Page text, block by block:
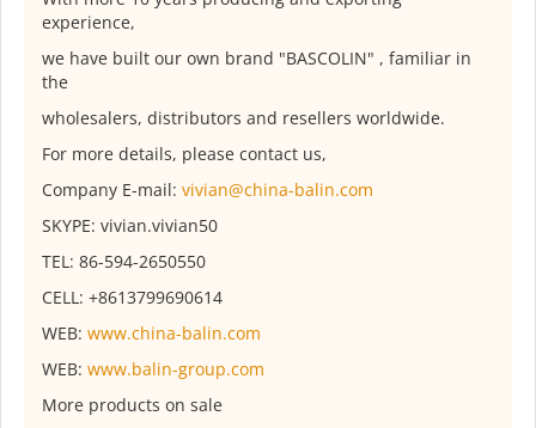
experience,
we have built our own brand "BASCOLIN" , familiar in
the
wholesalers, distributors and resellers worldwide.
For more details, please contact us,
Company E-mail: vivian@china-balin.com
SKYPE: vivian.vivian50
TEL: 86-594-2650550
CELL: +8613799690614
WEB: www.china-balin.com
WEB: www.balin-group.com
More products on sale